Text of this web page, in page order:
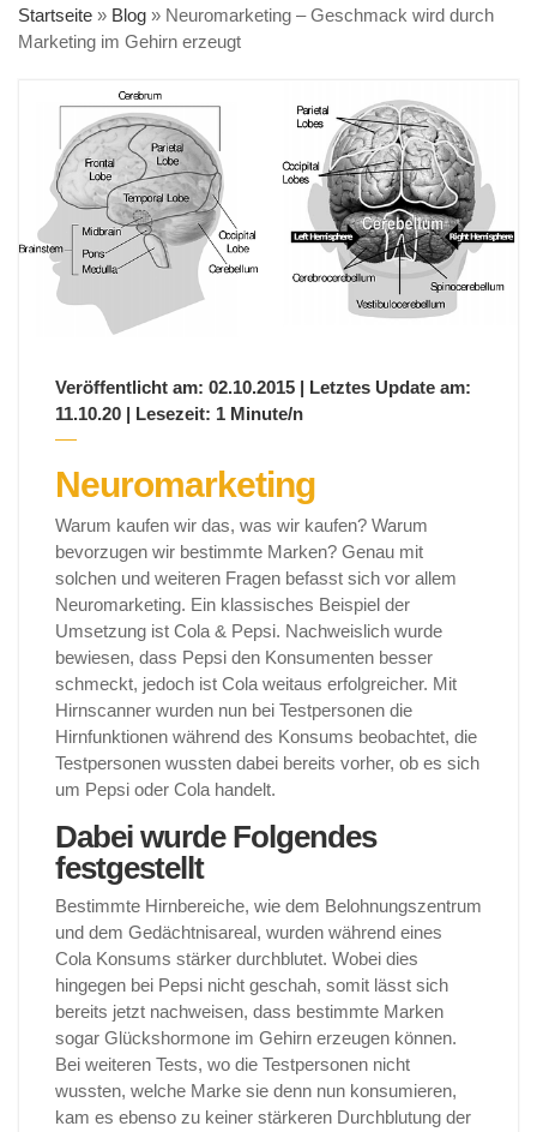
Startseite » Blog » Neuromarketing – Geschmack wird durch
Marketing im Gehirn erzeugt
Veröffentlicht am: 02.10.2015 | Letztes Update am:
11.10.20 | Lesezeit: 1 Minute/n
Neuromarketing
Warum kaufen wir das, was wir kaufen? Warum
bevorzugen wir bestimmte Marken? Genau mit
solchen und weiteren Fragen befasst sich vor allem
Neuromarketing. Ein klassisches Beispiel der
Umsetzung ist Cola & Pepsi. Nachweislich wurde
bewiesen, dass Pepsi den Konsumenten besser
schmeckt, jedoch ist Cola weitaus erfolgreicher. Mit
Hirnscanner wurden nun bei Testpersonen die
Hirnfunktionen während des Konsums beobachtet, die
Testpersonen wussten dabei bereits vorher, ob es sich
um Pepsi oder Cola handelt.
Dabei wurde Folgendes
festgestellt
Bestimmte Hirnbereiche, wie dem Belohnungszentrum
und dem Gedächtnisareal, wurden während eines
Cola Konsums stärker durchblutet. Wobei dies
hingegen bei Pepsi nicht geschah, somit lässt sich
bereits jetzt nachweisen, dass bestimmte Marken
sogar Glückshormone im Gehirn erzeugen können.
Bei weiteren Tests, wo die Testpersonen nicht
wussten, welche Marke sie denn nun konsumieren,
kam es ebenso zu keiner stärkeren Durchblutung der